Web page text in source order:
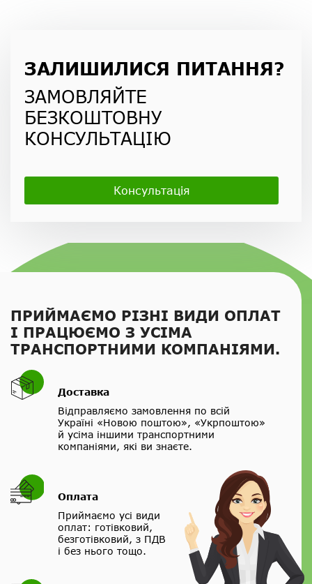
ЗАЛИШИЛИСЯ ПИТАННЯ?
ЗАМОВЛЯЙТЕ
БЕЗКОШТОВНУ
КОНСУЛЬТАЦІЮ
Консультація
ПРИЙМАЄМО РІЗНІ ВИДИ ОПЛАТ
І ПРАЦЮЄМО З УСІМА
ТРАНСПОРТНИМИ КОМПАНІЯМИ.
Доставка
Відправляємо замовлення по всій
Україні «Новою поштою», «Укрпоштою»
й усіма іншими транспортними
компаніями, які ви знаєте.
Оплата
Приймаємо усі види
оплат: готівковий,
безготівковий, з ПДВ
і без нього тощо.